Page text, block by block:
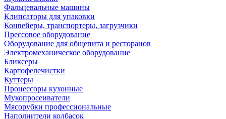
Фальцевальные машины
Клипсаторы для упаковки
Конвейеры, транспортеры, загрузчики
Прессовое оборудование
Оборудование для общепита и ресторанов
Электромеханическое оборудование
Бликсеры
Картофелечистки
Куттеры
Процессоры кухонные
Мукопросеиватели
Мясорубки профессиональные
Наполнители колбасок